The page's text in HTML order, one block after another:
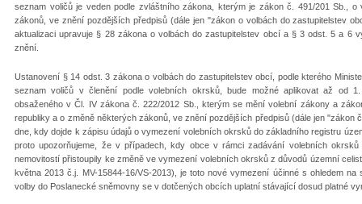
seznam voličů je veden podle zvláštního zákona, kterým je zákon č. 491/201 Sb.,
zákonů, ve znění pozdějších předpisů (dále jen "zákon o volbách do zastupitelstev
aktualizaci upravuje § 28 zákona o volbách do zastupitelstev obcí a § 3 odst. 5 a 6
znění.
Ustanovení § 14 odst. 3 zákona o volbách do zastupitelstev obcí, podle kterého
seznam voličů v členění podle volebních okrsků, bude možné aplikovat až od
obsaženého v Čl. IV zákona č. 222/2012 Sb., kterým se mění volební zákony a
republiky a o změně některých zákonů, ve znění pozdějších předpisů (dále jen "zákon
dne, kdy dojde k zápisu údajů o vymezení volebních okrsků do základního registru
proto upozorňujeme, že v případech, kdy obce v rámci zadávání volebních
nemovitostí přistoupily ke změně ve vymezení volebních okrsků z důvodů územní
května 2013 č.j. MV-15844-16/VS-2013), je toto nové vymezení účinné s ohledem
volby do Poslanecké sněmovny se v dotčených obcích uplatní stávající dosud platné